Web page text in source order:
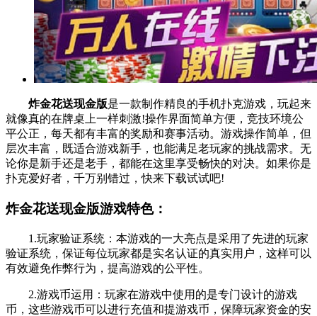
炸金花送现金版是一款制作精良的手机扑克游戏，玩起来
就像真的在牌桌上一样刺激!操作界面简单方便，竞技环境公
平公正，每天都有丰富的奖励和赛事活动。游戏操作简单，但
层次丰富，既适合游戏新手，也能满足老玩家的挑战需求。无
论你是新手还是老手，都能在这里享受畅快的对决。如果你是
扑克爱好者，千万别错过，快来下载试试吧!
炸金花送现金版游戏特色：
1.玩家验证系统：本游戏的一大亮点是采用了先进的玩家
验证系统，保证每位玩家都是实名认证的真实用户，这样可以
有效避免作弊行为，提高游戏的公平性。
2.游戏币运用：玩家在游戏中使用的是专门设计的游戏
币，这些游戏币可以进行充值和提游戏币，保障玩家资金的安